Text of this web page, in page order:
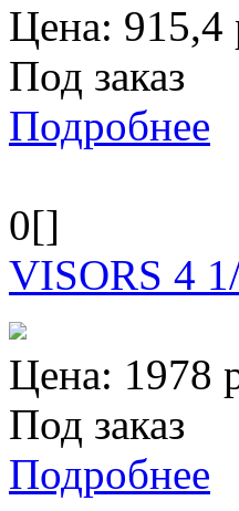
Цена: 915,4
Под заказ
Подробнее
0[]
VISORS 4
Цена: 1978
Под заказ
Подробнее